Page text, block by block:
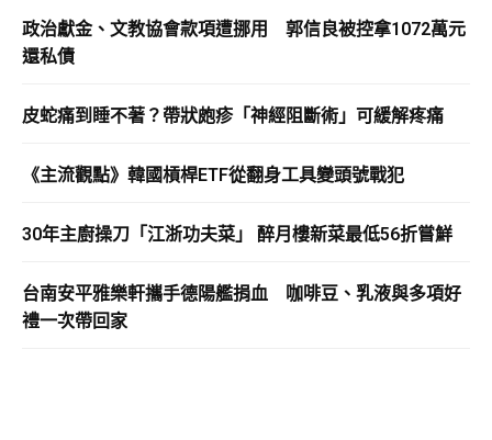
政治獻金、文教協會款項遭挪用 郭信良被控拿1072萬元
還私債
皮蛇痛到睡不著？帶狀皰疹「神經阻斷術」可緩解疼痛
《主流觀點》韓國槓桿ETF從翻身工具變頭號戰犯
30年主廚操刀「江浙功夫菜」 醉月樓新菜最低56折嘗鮮
台南安平雅樂軒攜手德陽艦捐血 咖啡豆、乳液與多項好
禮一次帶回家